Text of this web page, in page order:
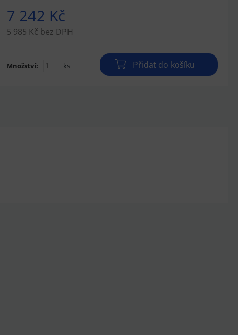
7 242 Kč
5 985 Kč bez DPH
Množství: ks Přidat do košíku